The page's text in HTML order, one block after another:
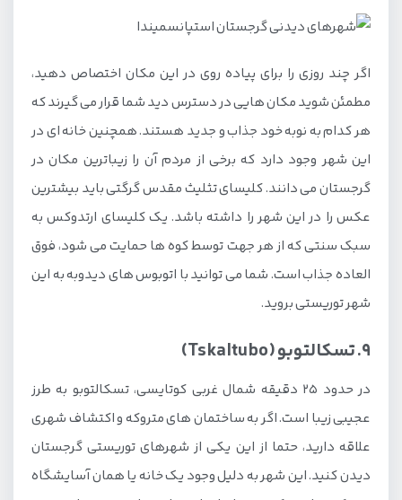
اگر چند روزی را برای پیاده روی در این مکان اختصاص دهید،
مطمئن شوید مکان هایی در دسترس دید شما قرار می گیرند که
هر کدام به نوبه خود جذاب و جدید هستند. همچنین خانه ای در
این شهر وجود دارد که برخی از مردم آن را زیباترین مکان در
گرجستان می دانند. کلیسای تثلیث مقدس گرگتی باید بیشترین
عکس را در این شهر را داشته باشد. یک کلیسای ارتدوکس به
سبک سنتی که از هر جهت توسط کوه ها حمایت می شود، فوق
العاده جذاب است. شما می توانید با اتوبوس های دیدوبه به این
شهر توریستی بروید.
9. تسکالتوبو (Tskaltubo)
در حدود 25 دقیقه شمال غربی کوتایسی، تسکالتوبو به طرز
عجیبی زیبا است. اگر به ساختمان های متروکه و اکتشاف شهری
علاقه دارید، حتما از این یکی از شهرهای توریستی گرجستان
دیدن کنید. این شهر به دلیل وجود یک خانه یا همان آسایشگاه